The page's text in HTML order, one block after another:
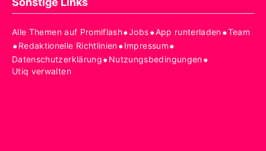
Alle Themen auf Promiflash•Jobs•App runterladen•Team
•Redaktionelle Richtlinien•Impressum•
Datenschutzerklärung•Nutzungsbedingungen•
Utiq verwalten